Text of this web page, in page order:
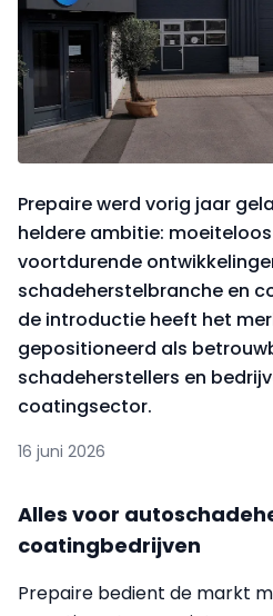
Prepaire werd vorig jaar
heldere ambitie:
voortdurende
schadeherstelbranche en
de introductie heeft het
gepositioneerd als
schadeherstellers en
coatingsector.
16 juni 2026
Alles voor
coatingbedrijven
Prepaire bedient de markt